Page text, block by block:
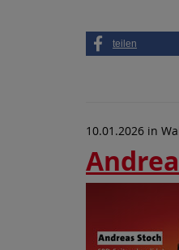
teilen
10.01.2026 in